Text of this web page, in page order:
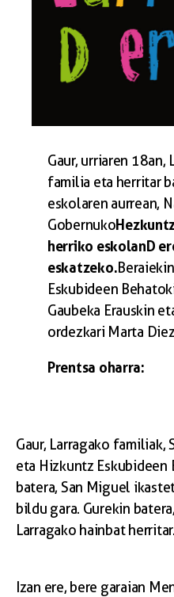
Gaur, urriaren 18an,
familia eta herritar
eskolaren aurrean,
Gobernuko
herriko eskolan D
eskatzeko.
Eskubideen
Gaubeka Erauskin
ordezkari Marta
Prentsa oharra:
Gaur, Larragako familiak,
eta Hizkuntz
batera, San Miguel
bildu gara. Gurekin
Larragako hainbat herritar.
Izan ere, bere garaian